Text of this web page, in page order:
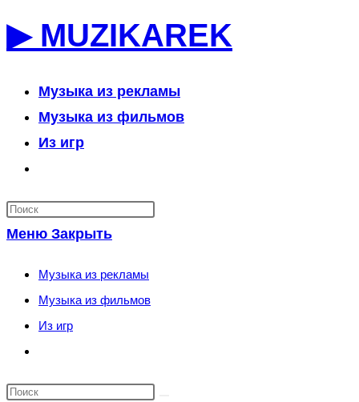
к▶ MUZIKAREK
Музыка из рекламы
Музыка из фильмов
Из игр
по
веб-
сайту
Меню Закрыть
Музыка из рекламы
Музыка из фильмов
Из игр
по